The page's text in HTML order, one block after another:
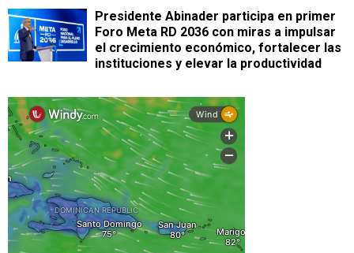
Presidente Abinader participa en primer
Foro Meta RD 2036 con miras a impulsar
el crecimiento económico, fortalecer las
instituciones y elevar la productividad